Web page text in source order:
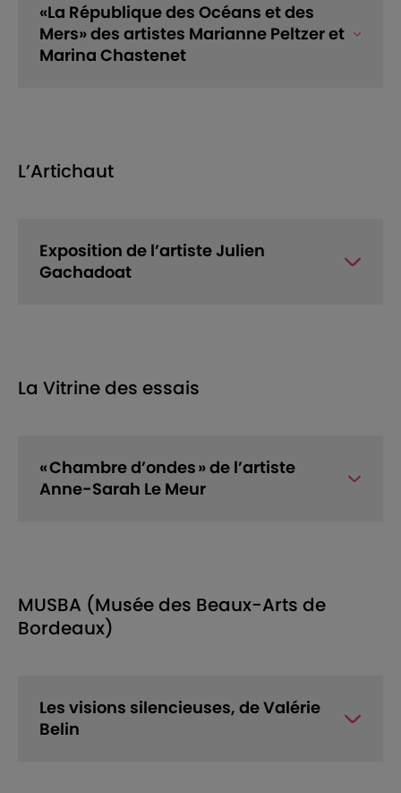
«La République des Océans et des
Mers» des artistes Marianne Peltzer et
Marina Chastenet
L’Artichaut
Exposition de l’artiste Julien
Gachadoat
La Vitrine des essais
« Chambre d’ondes » de l’artiste
Anne-Sarah Le Meur
MUSBA (Musée des Beaux-Arts de
Bordeaux)
Les visions silencieuses, de Valérie
Belin